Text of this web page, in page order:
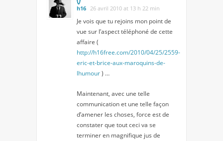
h16 26 avril 2010 at 13 h 22 min
Je vois que tu rejoins mon point de
vue sur l’aspect téléphoné de cette
affaire (
http://h16free.com/2010/04/25/2559-
eric-et-brice-aux-maroquins-de-
lhumour) …
Maintenant, avec une telle
communication et une telle façon
d’amener les choses, force est de
constater que tout ceci va se
terminer en magnifique jus de